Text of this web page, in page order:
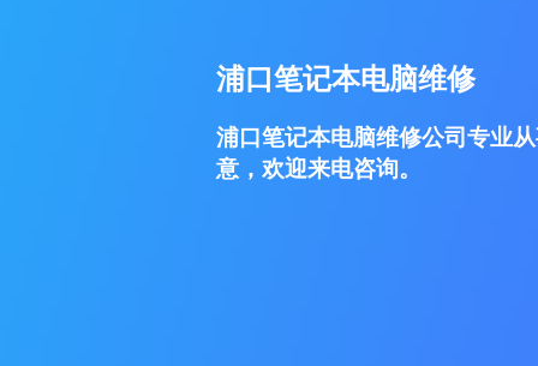
浦口笔记本电脑维修
浦口笔记本电脑维修公司专业
意，欢迎来电咨询。